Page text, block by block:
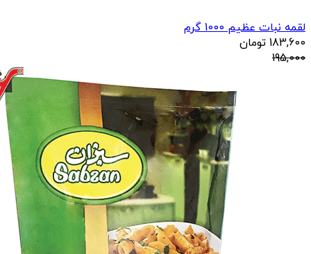
لقمه نبات عظیم 1000 گرم
183,600 تومان
195,000